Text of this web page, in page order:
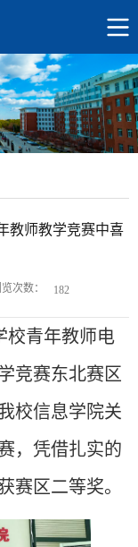
教师教学竞赛中喜
次数： 182
校青年教师电
竞赛东北赛区
校信息学院关
，凭借扎实的
赛区二等奖。